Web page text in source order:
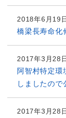
2018年6月19
橋梁長寿命化
2017年3月28
阿智村特定環
しましたので
2017年3月28